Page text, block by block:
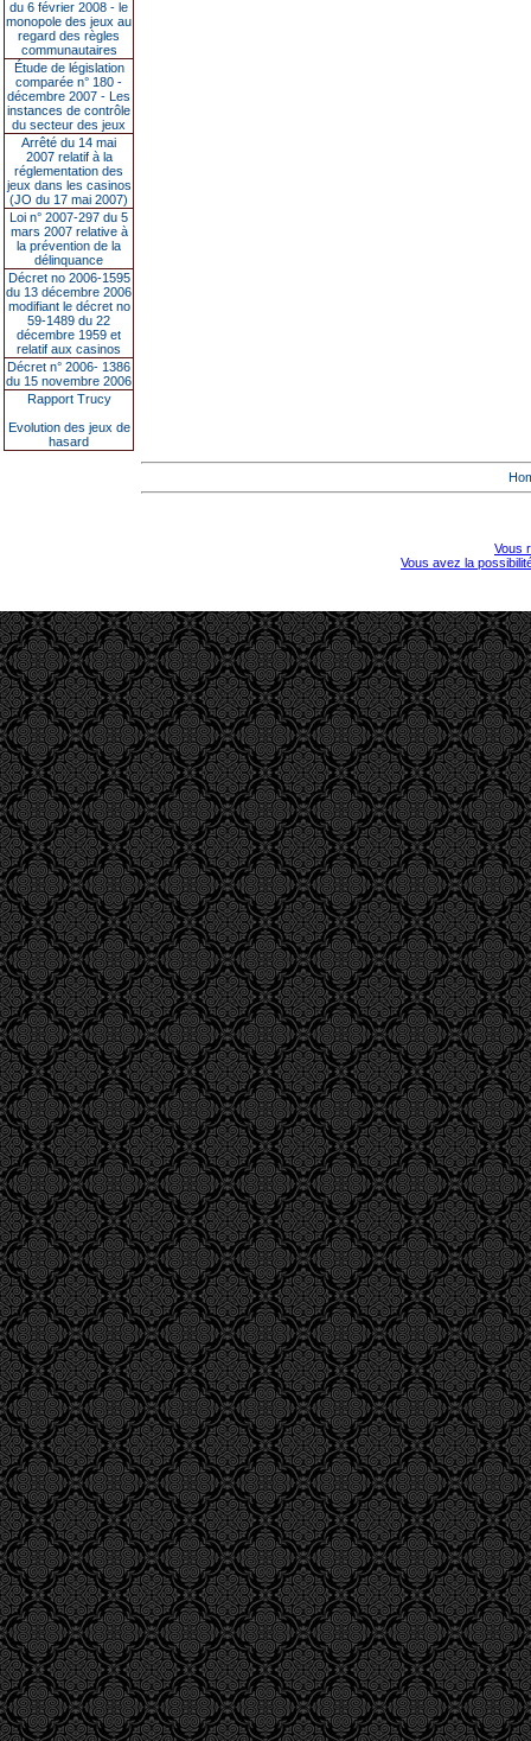
du 6 février 2008 - le
monopole des jeux au
regard des règles
communautaires
Étude de législation
comparée n° 180 -
décembre 2007 - Les
instances de contrôle
du secteur des jeux
Arrêté du 14 mai
2007 relatif à la
réglementation des
jeux dans les casinos
(JO du 17 mai 2007)
Loi n° 2007-297 du 5
mars 2007 relative à
la prévention de la
délinquance
Décret no 2006-1595
du 13 décembre 2006
modifiant le décret no
59-1489 du 22
décembre 1959 et
relatif aux casinos
Décret n° 2006- 1386
du 15 novembre 2006
Rapport Trucy
Evolution des jeux de
hasard
Vous
Vous avez la